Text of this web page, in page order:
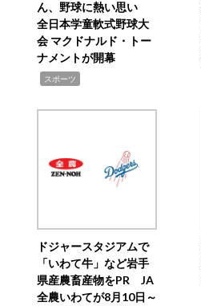
ん、野球に熱い思い
全日本学童軟式野球大
会 マクドナルド・トー
ナメントが開幕
スポーツ
ドジャースタジアムで
「いわて牛」など岩手
県産農畜産物をPR JA
全農いわてが8月10日～